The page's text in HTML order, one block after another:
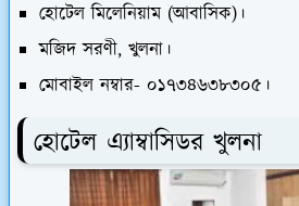
হোটেল মিলেনিয়াম (আবাসিক)।
মজিদ সরণী, খুলনা।
মোবাইল নম্বার- ০১৭৩৪৬৩৮৩০৫।
হোটেল এ্যাম্বাসিডর খুলনা